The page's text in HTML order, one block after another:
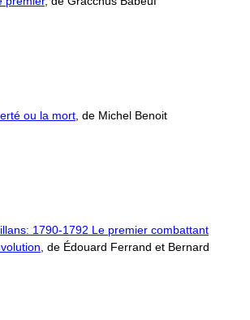
ou la mort , de Michel Benoit
1790-1792 Le premier combattant
, de Édouard Ferrand et Bernard